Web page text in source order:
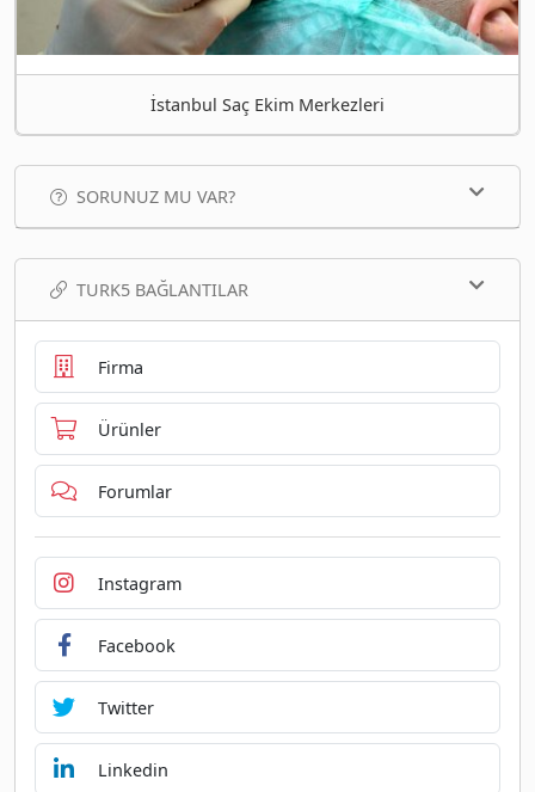
İstanbul Saç Ekim Merkezleri
SORUNUZ MU VAR?
TURK5 BAĞLANTILAR
Firma
Ürünler
Forumlar
Instagram
Facebook
Twitter
Linkedin